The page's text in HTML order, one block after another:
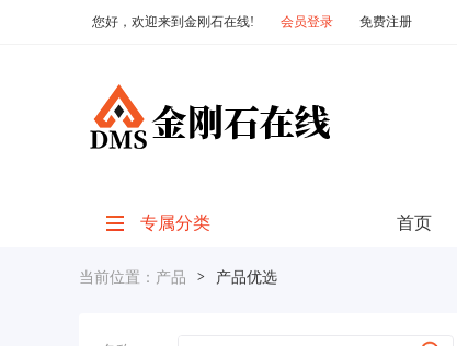
您好，欢迎来到金刚石在线! 会员登录 免费注册
专属分类 首页
当前位置： 产品 > 产品优选